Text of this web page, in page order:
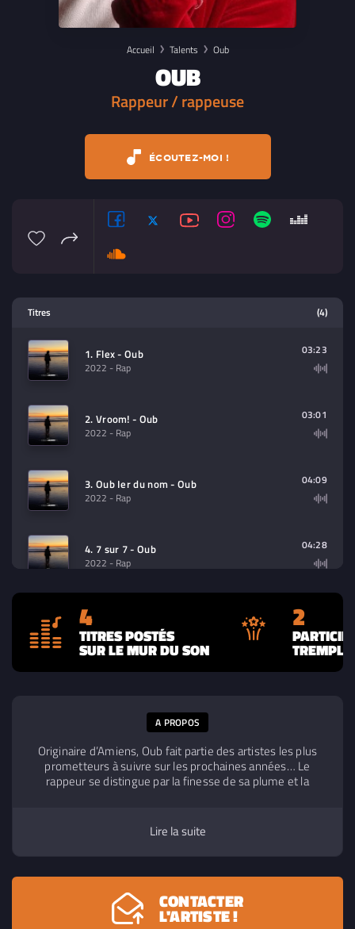
Accueil Talents Oub
OUB
Rappeur / rappeuse
ÉCOUTEZ-MOI !
contenu à lire (audio/video)
Titres (4)
1. Flex - Oub
2022 - Rap
03:23
2. Vroom! - Oub
2022 - Rap
03:01
3. Oub Ier du nom - Oub
2022 - Rap
04:09
4. 7 sur 7 - Oub
2022 - Rap
04:28
4
TITRES POSTÉS
SUR LE MUR DU SON
2
A PROPOS
Originaire d’Amiens, Oub fait partie des artistes les plus
prometteurs à suivre sur les prochaines années… Le
rappeur se distingue par la finesse de sa plume et la
Influencé par la technicité du rap old school et les
sonorités du rap moderne, sa musique est le cocktail
d’une forme soigneusement maitrisée, à un fond très
Lire la suite
CONTACTER
L'ARTISTE !